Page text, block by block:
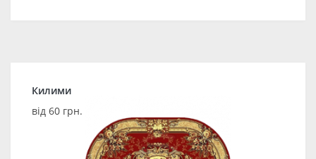
Килими
від 60 грн.